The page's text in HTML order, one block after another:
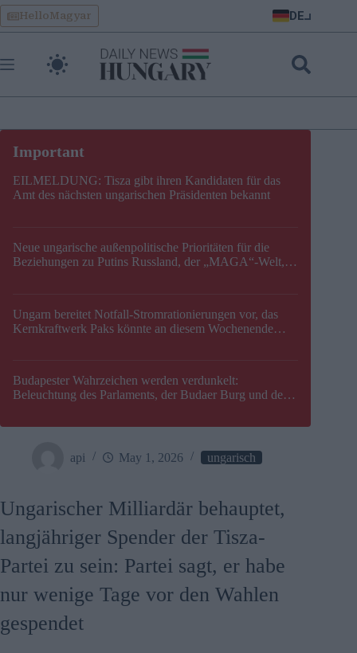
Skip
to
content
HelloMagyar DE
EILMELDUNG: Tisza gibt ihren Kandidaten für das
Amt des nächsten ungarischen Präsidenten bekannt
Neue ungarische außenpolitische Prioritäten für die
Beziehungen zu Putins Russland, der „MAGA“-Welt,
Ungarn bereitet Notfall-Stromrationierungen vor, das
Kernkraftwerk Paks könnte an diesem Wochenende
Budapester Wahrzeichen werden verdunkelt:
Beleuchtung des Parlaments, der Budaer Burg und der
api May 1, 2026 ungarisch
Ungarischer Milliardär behauptet,
langjähriger Spender der Tisza-
Partei zu sein: Partei sagt, er habe
nur wenige Tage vor den Wahlen
gespendet